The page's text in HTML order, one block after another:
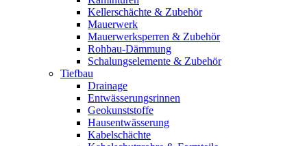
Kellerschächte & Zubehör
Mauerwerk
Mauerwerksperren & Zubehör
Rohbau-Dämmung
Schalungselemente & Zubehör
Tiefbau
Drainage
Entwässerungsrinnen
Geokunststoffe
Hausentwässerung
Kabelschächte